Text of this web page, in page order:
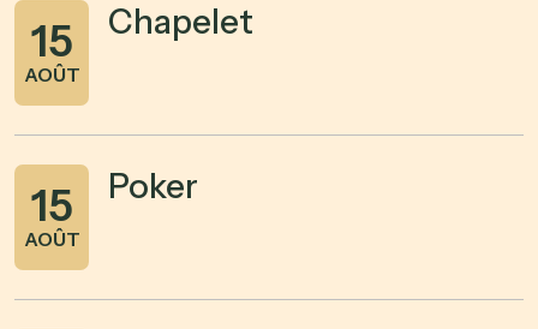
15
AOÛT
Chapelet
15
AOÛT
Poker